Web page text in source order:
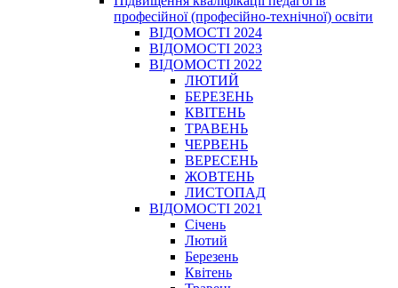
професійної (професійно-технічної) освіти
ВІДОМОСТІ 2024
ВІДОМОСТІ 2023
ВІДОМОСТІ 2022
ЛЮТИЙ
БЕРЕЗЕНЬ
КВІТЕНЬ
ТРАВЕНЬ
ЧЕРВЕНЬ
ВЕРЕСЕНЬ
ЖОВТЕНЬ
ЛИСТОПАД
ВІДОМОСТІ 2021
Січень
Лютий
Березень
Квітень